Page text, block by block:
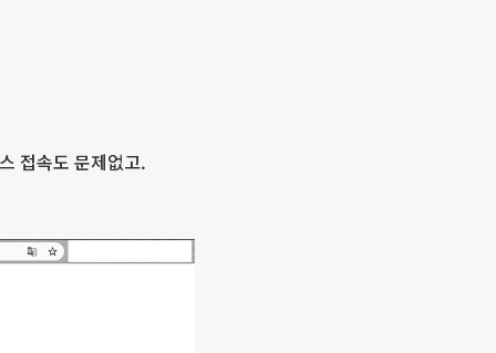
접속도 문제없고.